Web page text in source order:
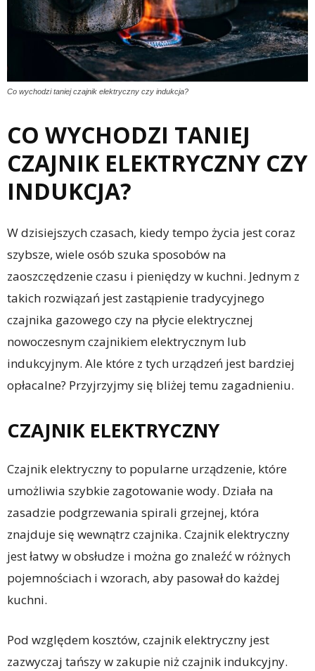
Co wychodzi taniej czajnik elektryczny czy indukcja?
CO WYCHODZI TANIEJ
CZAJNIK ELEKTRYCZNY CZY
INDUKCJA?
W dzisiejszych czasach, kiedy tempo życia jest coraz
szybsze, wiele osób szuka sposobów na
zaoszczędzenie czasu i pieniędzy w kuchni. Jednym z
takich rozwiązań jest zastąpienie tradycyjnego
czajnika gazowego czy na płycie elektrycznej
nowoczesnym czajnikiem elektrycznym lub
indukcyjnym. Ale które z tych urządzeń jest bardziej
opłacalne? Przyjrzyjmy się bliżej temu zagadnieniu.
CZAJNIK ELEKTRYCZNY
Czajnik elektryczny to popularne urządzenie, które
umożliwia szybkie zagotowanie wody. Działa na
zasadzie podgrzewania spirali grzejnej, która
znajduje się wewnątrz czajnika. Czajnik elektryczny
jest łatwy w obsłudze i można go znaleźć w różnych
pojemnościach i wzorach, aby pasował do każdej
kuchni.
Pod względem kosztów, czajnik elektryczny jest
zazwyczaj tańszy w zakupie niż czajnik indukcyjny.